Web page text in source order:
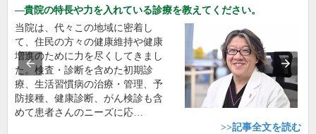
貴院の特長や力を入れている診療を教えてください。
当院は、代々この地域に密着し
て、住民の方々の健康維持や健康
増進のために力を尽くしてきまし
た。検査・診断を含めた初期診
療、生活習慣病の治療・管理、予
防接種、健康診断、がん検診も含
めて患者さんのニーズに応…
>>記事全文を読む